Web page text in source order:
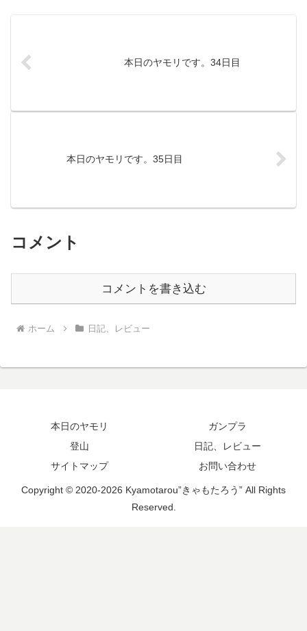
本日のヤモリです。34日目
本日のヤモリです。35日目
コメント
コメントを書き込む
ホーム 日記、レビュー
本日のヤモリ
ガンプラ
登山
日記、レビュー
サイトマップ
お問い合わせ
Copyright © 2020-2026 Kyamotarou”きゃもたろう” All Rights
Reserved.